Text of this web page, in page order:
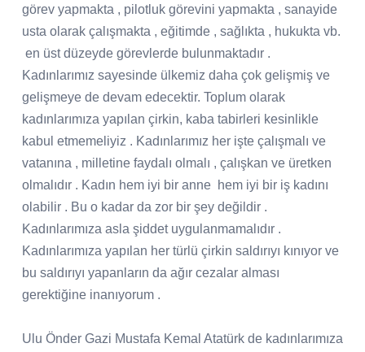
görev yapmakta , pilotluk görevini yapmakta , sanayide
usta olarak çalışmakta , eğitimde , sağlıkta , hukukta vb.
en üst düzeyde görevlerde bulunmaktadır .
Kadınlarımız sayesinde ülkemiz daha çok gelişmiş ve
gelişmeye de devam edecektir. Toplum olarak
kadınlarımıza yapılan çirkin, kaba tabirleri kesinlikle
kabul etmemeliyiz . Kadınlarımız her işte çalışmalı ve
vatanına , milletine faydalı olmalı , çalışkan ve üretken
olmalıdır . Kadın hem iyi bir anne hem iyi bir iş kadını
olabilir . Bu o kadar da zor bir şey değildir .
Kadınlarımıza asla şiddet uygulanmamalıdır .
Kadınlarımıza yapılan her türlü çirkin saldırıyı kınıyor ve
bu saldırıyı yapanların da ağır cezalar alması
gerektiğine inanıyorum .
Ulu Önder Gazi Mustafa Kemal Atatürk de kadınlarımıza